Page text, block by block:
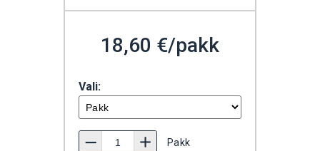
18,60 €/pakk
Vali:
Pakk